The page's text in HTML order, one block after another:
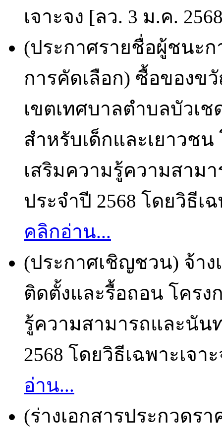
เจาะจง [ลว. 3 ม.ค.
(ประกาศรายชื่อผู้ชนะก
การคัดเลือก) ซื้อของข
เขตเทศบาลตำบลบัวเ
สำหรับเด็กและเยาวช
เสริมความรู้ความสาม
ประจำปี 2568 โดยวิธีเ
คลิกอ่าน...
(ประกาศเชิญชวน) จ้า
ติดตั้งและรื้อถอน โครง
รู้ความสามารถและนัน
2568 โดยวิธีเฉพาะเจา
อ่าน...
(ร่างเอกสารประกวดรา